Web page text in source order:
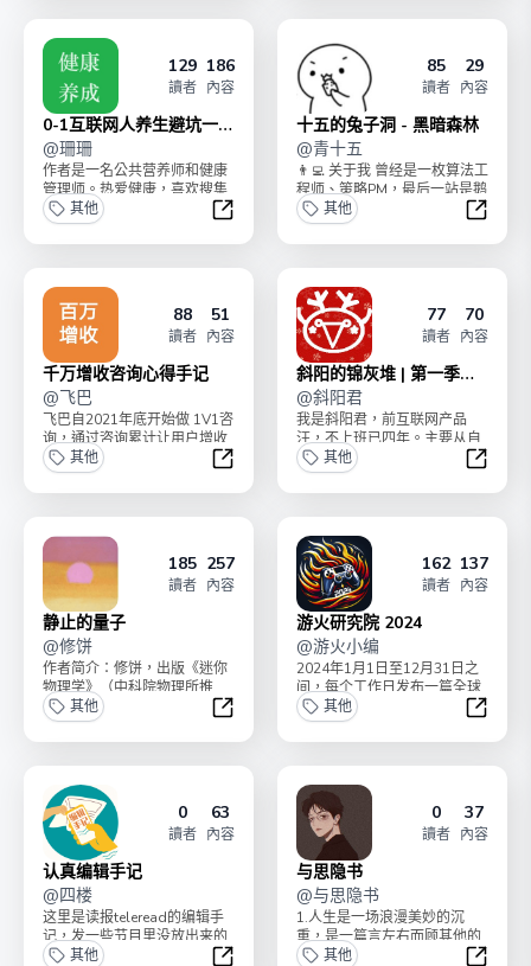
129
讀者
186
內容
0-1互联网人养生避坑一本
通
@珊珊
作者是一名公共营养师和健康
管理师。热爱健康，喜欢搜集
医疗书籍。希望能通过自己的
力量帮助到更多人走向健...
其他
0-1互联网人养生避坑一本通
85
讀者
29
內容
十五的兔子洞 - 黑暗森林
@青十五
👨‍💻 关于我 曾经是一枚算法工
程师、策略PM，最后一站是鹅
厂安全和战投。 现在掉入
Cryp...
其他
十五
88
讀者
51
內容
千万增收咨询心得手记
@飞巴
飞巴自2021年底开始做 1V1咨
询，通过咨询累计让用户增收
了超过 100W「期待2年内超
千万」，曾...
其他
千万增收咨询心得手记
77
讀者
70
內容
斜阳的锦灰堆 | 第一季
（已完结）
@斜阳君
我是斜阳君，前互联网产品
汪，不上班已四年。主要从自
己的兴趣出发做内容创作与分
享，包括古建文博的自媒体...
其他
斜阳
185
讀者
257
內容
静止的量子
@修饼
作者简介：修饼，出版《迷你
物理学》（中科院物理所推
荐）、科普视频博主（抖音/视
频号：修饼）、AI 短...
其他
静止的量子
162
讀者
137
內容
游火研究院 2024
@游火小编
2024年1月1日至12月31日之
间，每个工作日发布一篇全球
游戏行业新闻摘要。同时不定
期发布会员加餐...
其他
游火
0
讀者
63
內容
认真编辑手记
@四楼
这里是读报teleread的编辑手
记，发一些节目里没放出来的
内容，和主播没出现过的样
其他
0
讀者
37
內容
与思隐书
@与思隐书
1.人生是一场浪漫美妙的沉
重，是一篇言左右而顾其他的
散文。2.除了诗与人生，这里
其他